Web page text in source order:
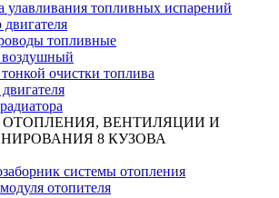
улавливания топливных испарений
двигателя
топливные
очистки топлива
ОТОПЛЕНИЯ, ВЕНТИЛЯЦИИ И
8 КУЗОВА
системы отопления
отопителя